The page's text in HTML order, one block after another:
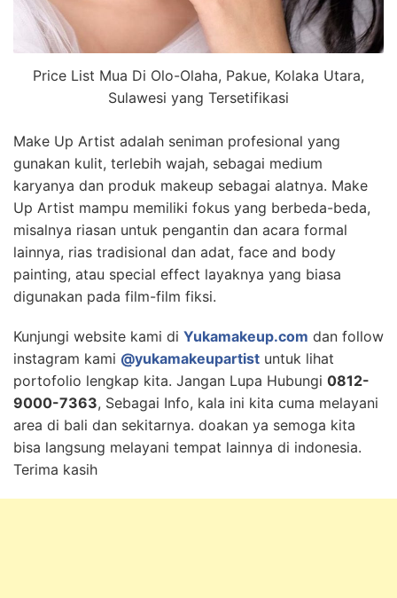
Price List Mua Di Olo-Olaha, Pakue, Kolaka Utara,
Sulawesi yang Tersetifikasi
Make Up Artist adalah seniman profesional yang
gunakan kulit, terlebih wajah, sebagai medium
karyanya dan produk makeup sebagai alatnya. Make
Up Artist mampu memiliki fokus yang berbeda-beda,
misalnya riasan untuk pengantin dan acara formal
lainnya, rias tradisional dan adat, face and body
painting, atau special effect layaknya yang biasa
digunakan pada film-film fiksi.
Kunjungi website kami di Yukamakeup.com dan follow
instagram kami @yukamakeupartist untuk lihat
portofolio lengkap kita. Jangan Lupa Hubungi 0812-
9000-7363, Sebagai Info, kala ini kita cuma melayani
area di bali dan sekitarnya. doakan ya semoga kita
bisa langsung melayani tempat lainnya di indonesia.
Terima kasih